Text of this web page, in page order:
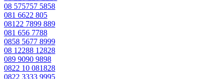
08 575757 5858
081 6622 805
08122 7899 889
081 656 7788
0858 5677 8999
08 12288 12828
089 9090 9898
0822 10 081828
0822 3333 9995